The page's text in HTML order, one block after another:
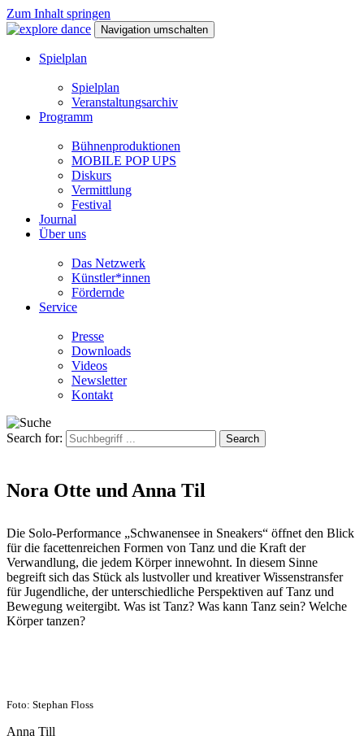
Zum Inhalt springen
Navigation umschalten
Spielplan
Spielplan
Veranstaltungsarchiv
Programm
Bühnenproduktionen
MOBILE POP UPS
Diskurs
Vermittlung
Festival
Journal
Über uns
Das Netzwerk
Künstler*innen
Fördernde
Service
Presse
Downloads
Videos
Newsletter
Kontakt
Search for:
Nora Otte und Anna Til
Die Solo-Performance „Schwanensee in Sneakers“ öffnet den Blick
für die facettenreichen Formen von Tanz und die Kraft der
Verwandlung, die jedem Körper innewohnt. In diesem Sinne
begreift sich das Stück als lustvoller und kreativer Wissenstransfer
für Jugendliche, der unterschiedliche Perspektiven auf Tanz und
Bewegung weitergibt. Was ist Tanz? Was kann Tanz sein? Welche
Körper tanzen?
Foto: Stephan Floss
Anna Till